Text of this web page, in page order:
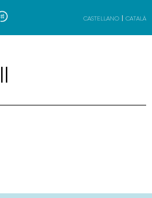
CASTELLANO CATALÀ